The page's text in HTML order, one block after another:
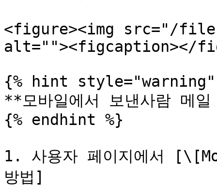
<figure><img src="/files/
alt=""><figcaption></
{% hint style="warning"
**모바일에서 보낸사람 메
{% endhint %}
1. 사용자 페이지에서
방법]